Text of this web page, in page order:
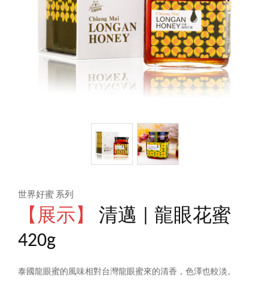
世界好蜜 系列
【展示】
清邁 | 龍眼花蜜
420g
泰國龍眼蜜的風味相對台灣龍眼蜜來的清香，色澤也較淡。